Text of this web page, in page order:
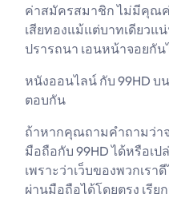
ค่าสมัครสมาชิก ไม่มีคุณค่
เสียทองแม้แต่บาทเดียวแ
ปรารถนา เอนหน้าจอยกัน
หนังออนไลน์ กับ 99HD
ตอบกัน
ถ้าหากคุณถามคำถามว่า
มือถือกับ 99HD ได้หรือเป
เพราะว่าเว็บของพวกเร
ผ่านมือถือได้โดยตรง เรี